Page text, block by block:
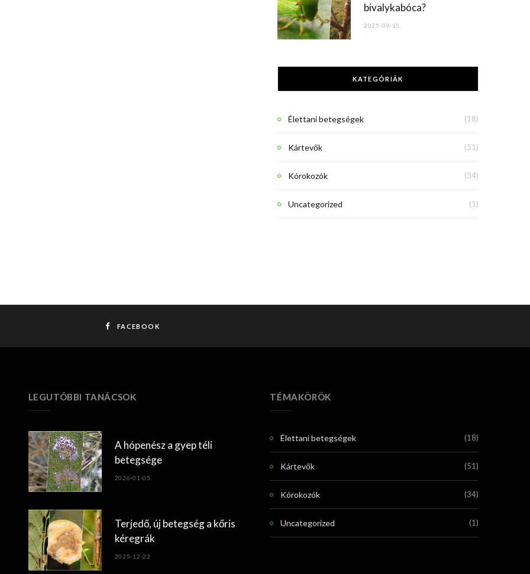
bivalykabóca?
2025-09-15
KATEGÓRIÁK
Élettani betegségek (18)
Kártevők (51)
Kórokozók (34)
Uncategorized (1)
FACEBOOK
LEGUTÓBBI TANÁCSOK
A hópenész a gyep téli
betegsége
2026-01-05
Terjedő, új betegség a kőris
kéregrák
2025-12-22
TÉMAKÖRÖK
Élettani betegségek (18)
Kártevők (51)
Kórokozók (34)
Uncategorized (1)